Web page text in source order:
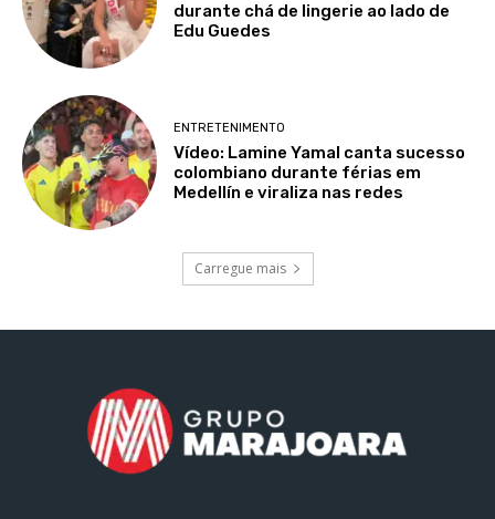
durante chá de lingerie ao lado de
Edu Guedes
ENTRETENIMENTO
Vídeo: Lamine Yamal canta sucesso
colombiano durante férias em
Medellín e viraliza nas redes
Carregue mais